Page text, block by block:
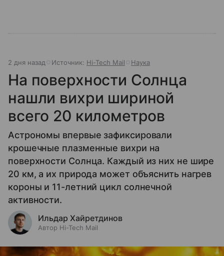
2 дня назад Источник: Hi-Tech Mail Наука
На поверхности Солнца
нашли вихри шириной
всего 20 километров
Астрономы впервые зафиксировали
крошечные плазменные вихри на
поверхности Солнца. Каждый из них не шире
20 км, а их природа может объяснить нагрев
короны и 11-летний цикл солнечной
активности.
Ильдар Хайретдинов
Автор Hi-Tech Mail